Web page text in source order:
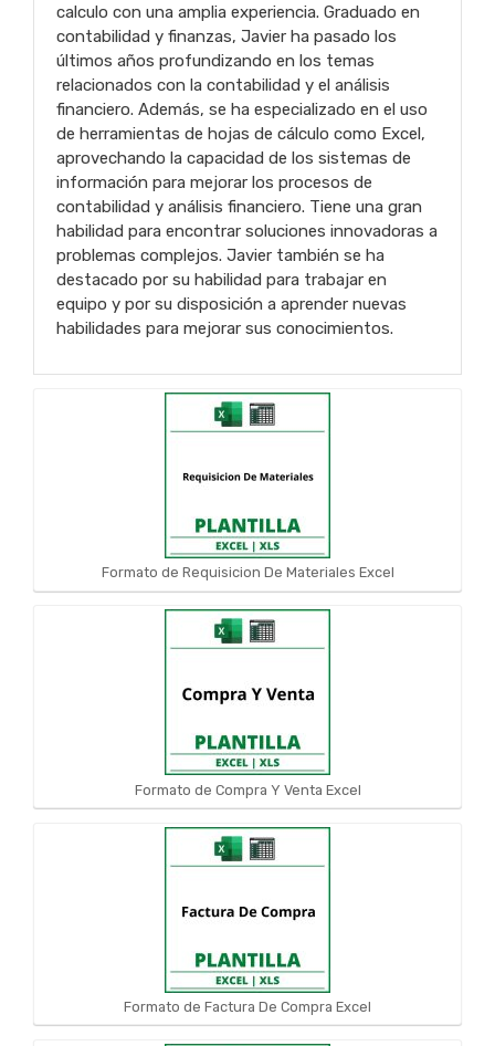
calculo con una amplia experiencia. Graduado en
contabilidad y finanzas, Javier ha pasado los
últimos años profundizando en los temas
relacionados con la contabilidad y el análisis
financiero. Además, se ha especializado en el uso
de herramientas de hojas de cálculo como Excel,
aprovechando la capacidad de los sistemas de
información para mejorar los procesos de
contabilidad y análisis financiero. Tiene una gran
habilidad para encontrar soluciones innovadoras a
problemas complejos. Javier también se ha
destacado por su habilidad para trabajar en
equipo y por su disposición a aprender nuevas
habilidades para mejorar sus conocimientos.
Formato de Requisicion De Materiales Excel
Formato de Compra Y Venta Excel
Formato de Factura De Compra Excel